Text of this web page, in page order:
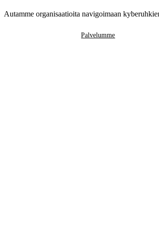
Autamme organisaatioita navigoimaan
Palvelumme